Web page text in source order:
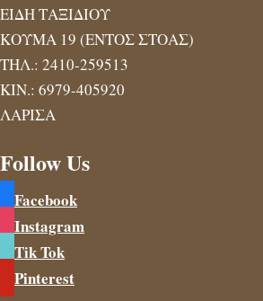
ΕΙΔΗ ΤΑΞΙΔΙΟΥ
ΚΟΥΜΑ 19 (ΕΝΤΟΣ ΣΤΟΑΣ)
ΤΗΛ.: 2410-259513
ΚΙΝ.: 6979-405920
ΛΑΡΙΣΑ
Follow Us
Facebook
Instagram
Tik Tok
Pinterest